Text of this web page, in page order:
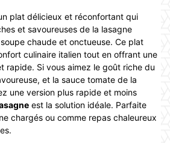
plat délicieux et réconfortant qui
et savoureuses de la lasagne
chaude et onctueuse. Ce plat
culinaire italien tout en offrant une
rapide. Si vous aimez le goût riche du
et la sauce tomate de la
une version plus rapide et moins
est la solution idéale. Parfaite
chargés ou comme repas chaleureux